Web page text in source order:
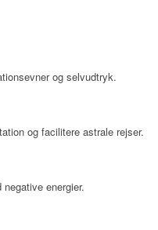
og selvudtryk.
og facilitere astrale rejser.
energier.